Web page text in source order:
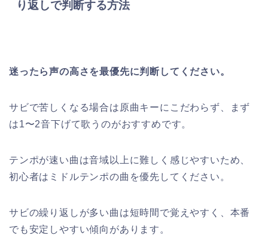
り返しで判断する方法
迷ったら声の高さを最優先に判断してください。
サビで苦しくなる場合は原曲キーにこだわらず、まず
は1〜2音下げて歌うのがおすすめです。
テンポが速い曲は音域以上に難しく感じやすいため、
初心者はミドルテンポの曲を優先してください。
サビの繰り返しが多い曲は短時間で覚えやすく、本番
でも安定しやすい傾向があります。